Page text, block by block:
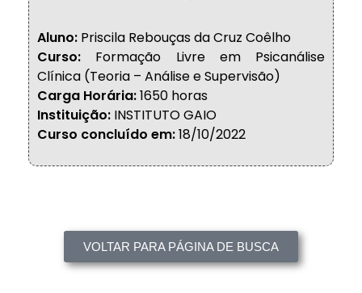
Aluno: Priscila Rebouças da Cruz Coêlho
Curso: Formação Livre em Psicanálise
Clínica (Teoria – Análise e Supervisão)
Carga Horária:1650 horas
Instituição: INSTITUTO GAIO
Curso concluído em:18/10/2022
VOLTAR PARA PÁGINA DE BUSCA